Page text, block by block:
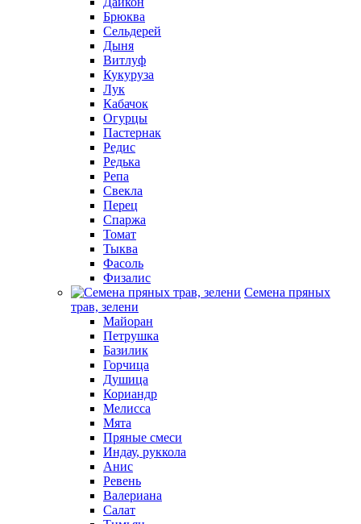
Брюква
Сельдерей
Дыня
Витлуф
Кукуруза
Лук
Кабачок
Огурцы
Пастернак
Редис
Редька
Репа
Свекла
Перец
Спаржа
Томат
Тыква
Фасоль
Физалис
Семена пряных
трав, зелени
Майоран
Петрушка
Базилик
Горчица
Душица
Кориандр
Мелисса
Мята
Пряные смеси
Индау, руккола
Анис
Ревень
Валериана
Салат